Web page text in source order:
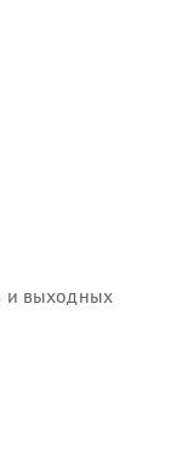
и выходных